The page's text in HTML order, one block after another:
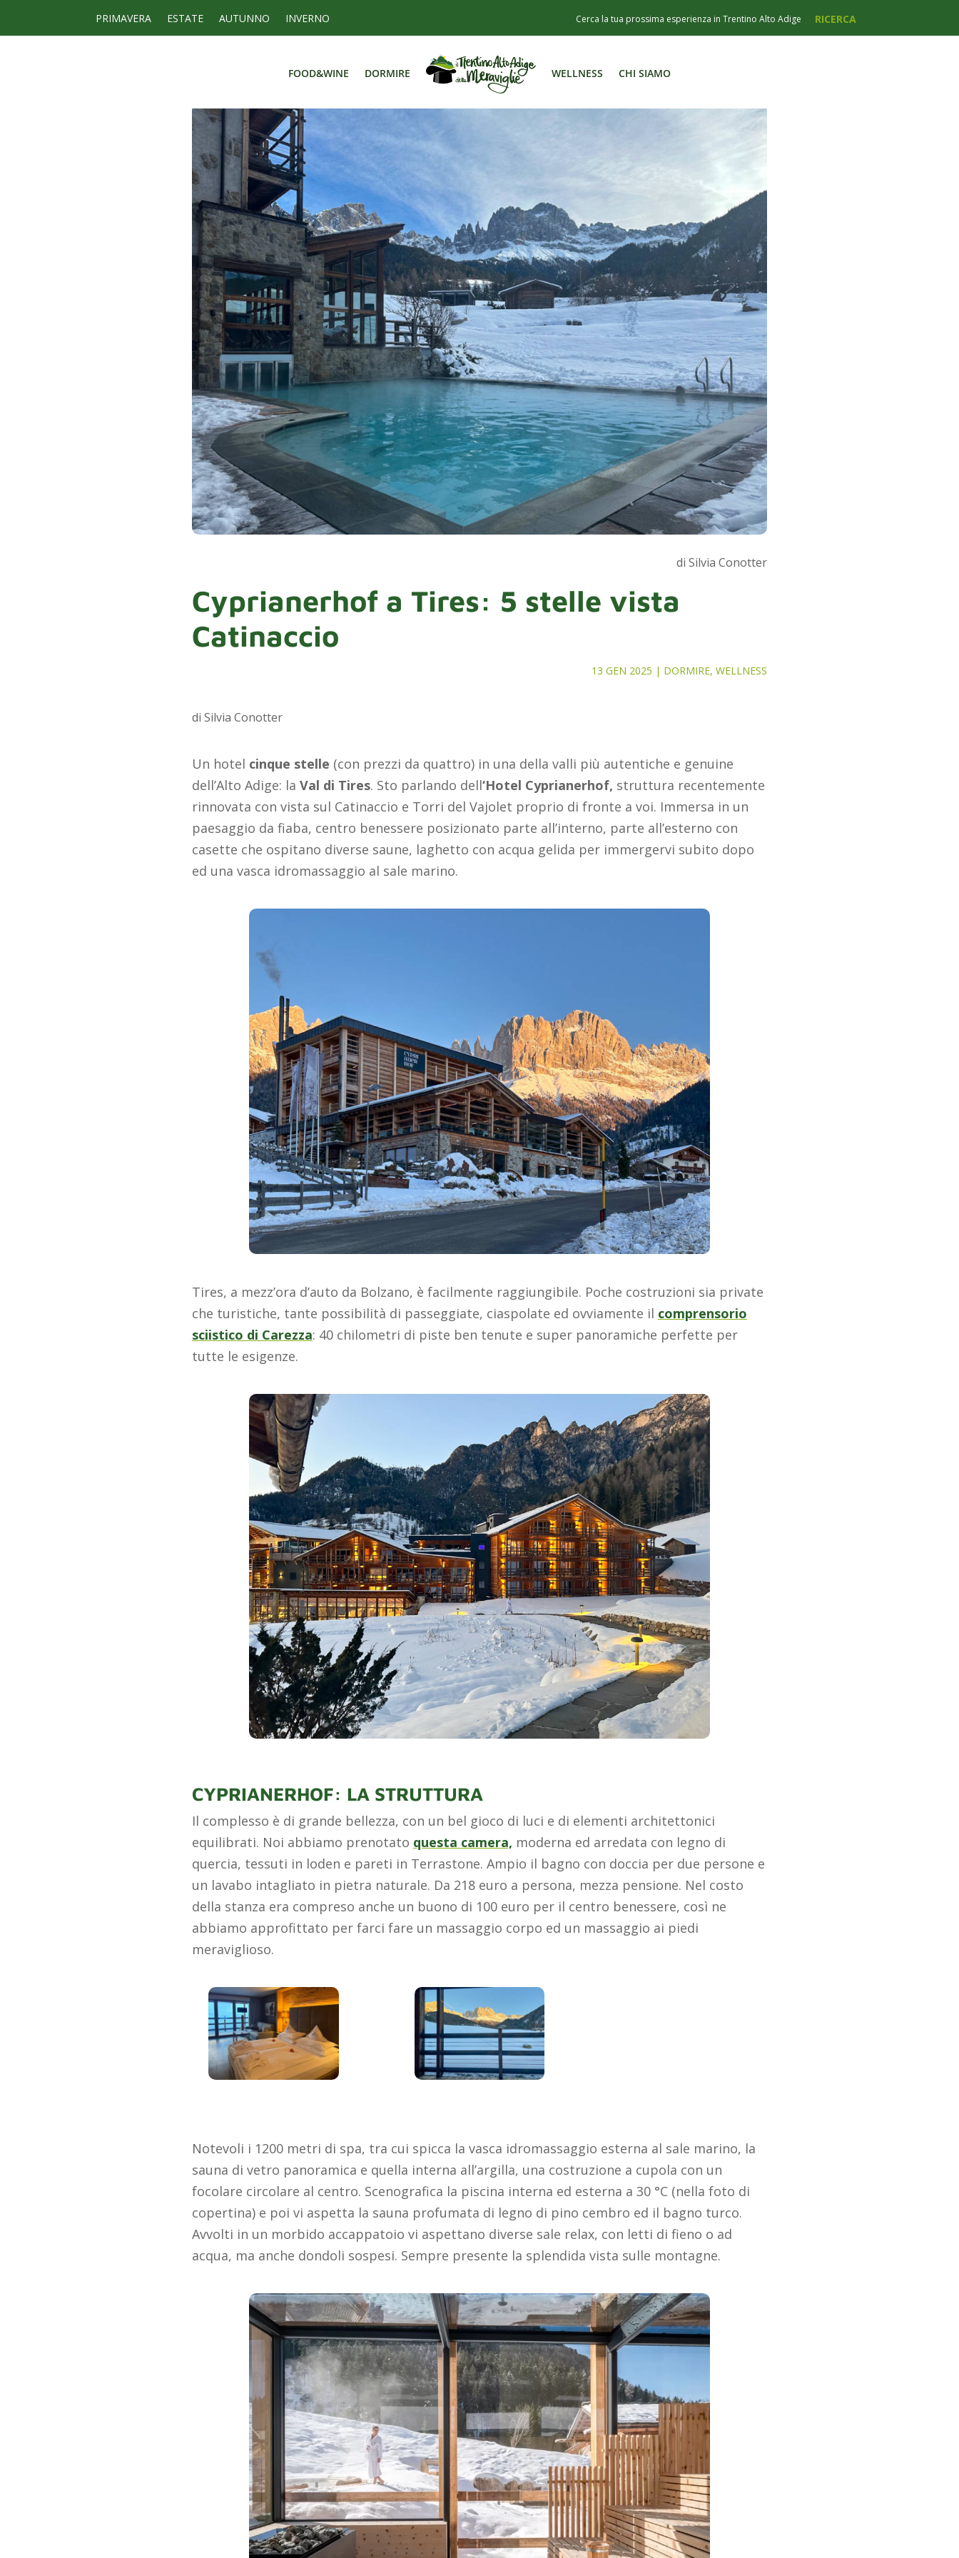
PRIMAVERA ESTATE AUTUNNO INVERNO
FOOD&WINE DORMIRE WELLNESS CHI SIAMO
FOOD&WINE DORMIRE WELLNESS CHI SIAMO
di Silvia Conotter
Cyprianerhof a Tires: 5 stelle vista
Catinaccio
13 GEN 2025 | DORMIRE,WELLNESS
di Silvia Conotter
Un hotel cinque stelle (con prezzi da quattro) in una della valli più autentiche e genuine
dell’Alto Adige: la Val di Tires. Sto parlando dell‘Hotel Cyprianerhof, struttura recentemente
rinnovata con vista sul Catinaccio e Torri del Vajolet proprio di fronte a voi. Immersa in un
paesaggio da fiaba, centro benessere posizionato parte all’interno, parte all’esterno con
casette che ospitano diverse saune, laghetto con acqua gelida per immergervi subito dopo
ed una vasca idromassaggio al sale marino.
Tires, a mezz’ora d’auto da Bolzano, è facilmente raggiungibile. Poche costruzioni sia private
che turistiche, tante possibilità di passeggiate, ciaspolate ed ovviamente il comprensorio
sciistico di Carezza: 40 chilometri di piste ben tenute e super panoramiche perfette per
tutte le esigenze.
CYPRIANERHOF: LA STRUTTURA
Il complesso è di grande bellezza, con un bel gioco di luci e di elementi architettonici
equilibrati. Noi abbiamo prenotato questa camera, moderna ed arredata con legno di
quercia, tessuti in loden e pareti in Terrastone. Ampio il bagno con doccia per due persone e
un lavabo intagliato in pietra naturale. Da 218 euro a persona, mezza pensione. Nel costo
della stanza era compreso anche un buono di 100 euro per il centro benessere, così ne
abbiamo approfittato per farci fare un massaggio corpo ed un massaggio ai piedi
meraviglioso.
Notevoli i 1200 metri di spa, tra cui spicca la vasca idromassaggio esterna al sale marino, la
sauna di vetro panoramica e quella interna all’argilla, una costruzione a cupola con un
focolare circolare al centro. Scenografica la piscina interna ed esterna a 30 °C (nella foto di
copertina) e poi vi aspetta la sauna profumata di legno di pino cembro ed il bagno turco.
Avvolti in un morbido accappatoio vi aspettano diverse sale relax, con letti di fieno o ad
acqua, ma anche dondoli sospesi. Sempre presente la splendida vista sulle montagne.